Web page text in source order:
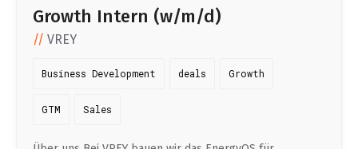
Relocating to Berlin
Life Admin, Berlin style
Cost of Living in Berlin
Housing in Berlin
Growth Intern (w/m/d)
VREY
Business Development deals Growth
GTM Sales